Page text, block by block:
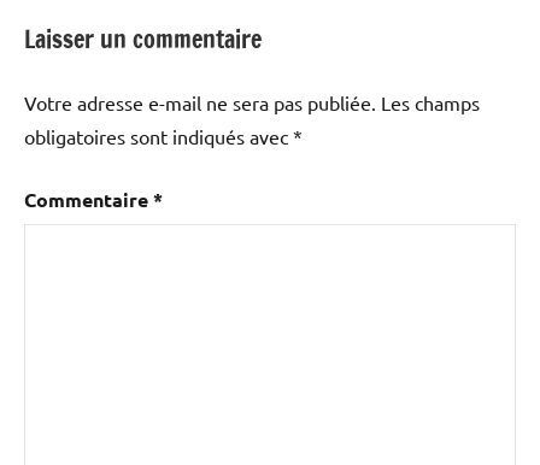
Laisser un commentaire
Votre adresse e-mail ne sera pas publiée. Les champs
obligatoires sont indiqués avec *
Commentaire*